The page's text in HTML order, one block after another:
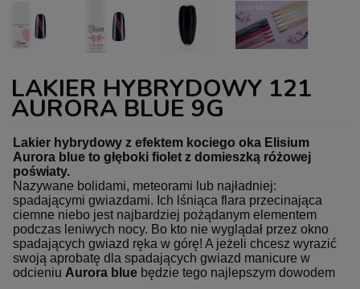
LAKIER HYBRYDOWY 121
AURORA BLUE 9G
Lakier hybrydowy z efektem kociego oka Elisium
Aurora blue to głęboki fiolet z domieszką różowej
poświaty.
Nazywane bolidami, meteorami lub najładniej:
spadającymi gwiazdami. Ich lśniąca flara przecinająca
ciemne niebo jest najbardziej pożądanym elementem
podczas leniwych nocy. Bo kto nie wyglądał przez okno
spadających gwiazd ręka w górę! A jeżeli chcesz wyrazić
swoją aprobatę dla spadających gwiazd manicure w
odcieniu Aurora blue będzie tego najlepszym dowodem